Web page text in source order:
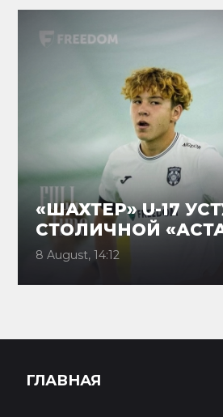
«ШАХТЕР» U-17
СТОЛИЧНОЙ
8 August, 14:12
ГЛАВНАЯ